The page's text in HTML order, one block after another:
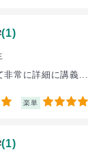
(1)
非常に詳細に講義...
楽単 5
(1)